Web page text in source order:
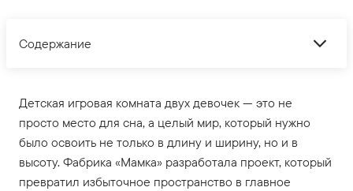
Содержание
Детская игровая комната двух девочек — это не
просто место для сна, а целый мир, который нужно
было освоить не только в длину и ширину, но и в
высоту. Фабрика «Мамка» разработала проект, который
превратил избыточное пространство в главное